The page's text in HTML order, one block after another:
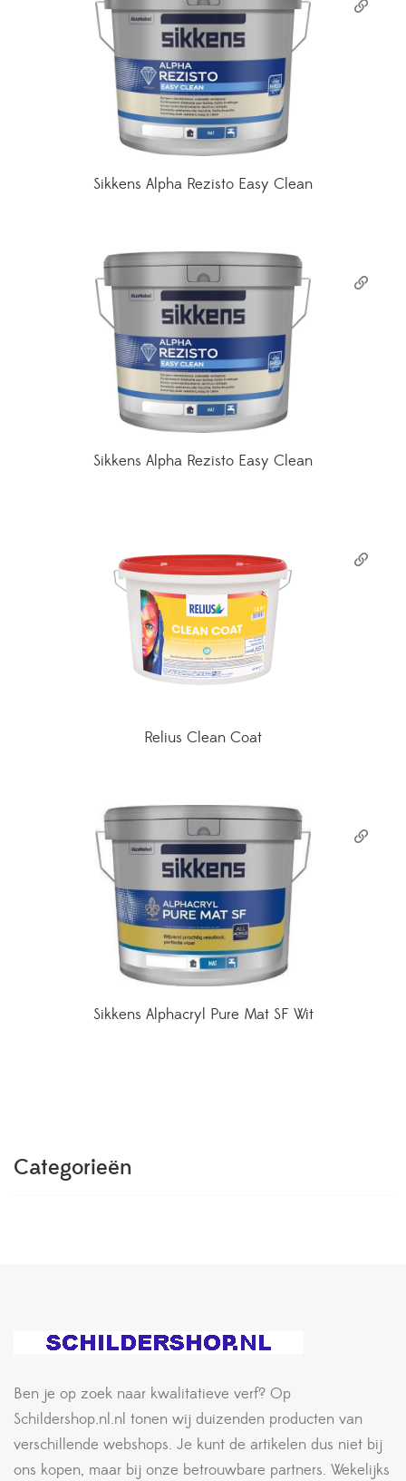
Sikkens Alpha Rezisto Easy Clean
Sikkens Alpha Rezisto Easy Clean
Relius Clean Coat
Sikkens Alphacryl Pure Mat SF Wit
Categorieën
Ben je op zoek naar kwalitatieve verf? Op
Schildershop.nl.nl tonen wij duizenden producten van
verschillende webshops. Je kunt de artikelen dus niet bij
ons kopen, maar bij onze betrouwbare partners. Wekelijks